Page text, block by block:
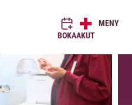
BOKAAKUT
MENY